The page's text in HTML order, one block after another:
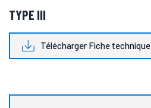
TYPE III
Télécharger Fiche technique